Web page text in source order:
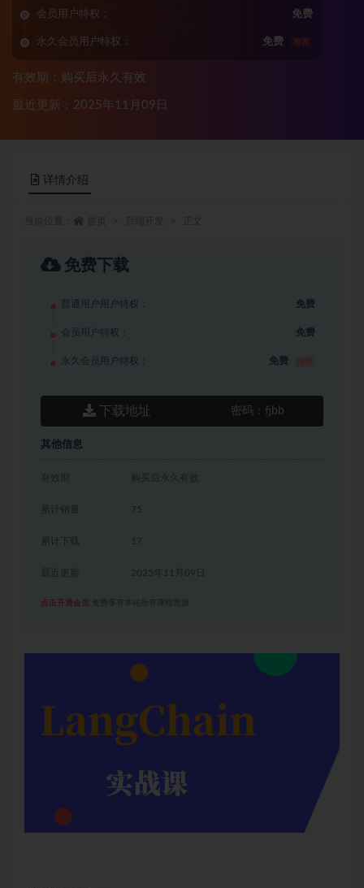
会员用户特权： 免费
永久会员用户特权： 免费 推荐
有效期：购买后永久有效
最近更新：2025年11月09日
详情介绍
免费下载
普通用户用户特权： 免费
会员用户特权： 免费
永久会员用户特权： 免费
下载地址 密码： fjbb
其他信息
有效期 购买后永久有效
累计销量 75
累计下载 17
2025年11月09日
点击开通会员 免费享有本站所有课程资源